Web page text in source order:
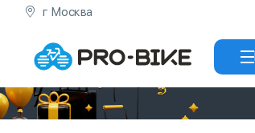
г Москва